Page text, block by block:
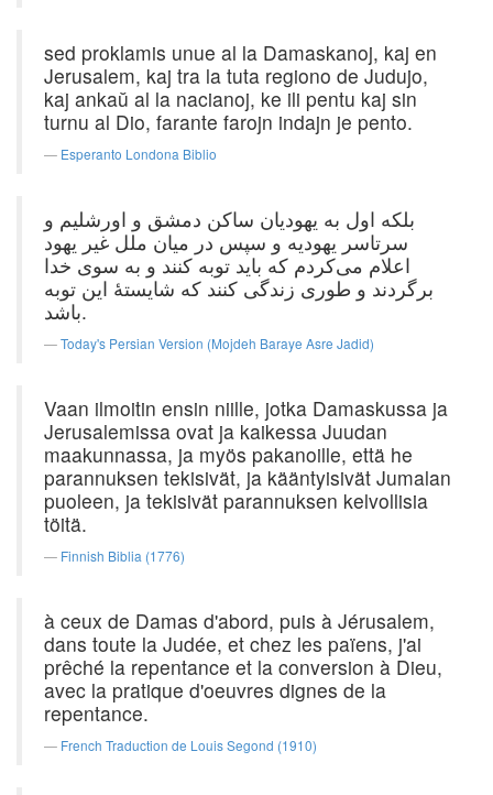
sed proklamis unue al la Damaskanoj, kaj en
Jerusalem, kaj tra la tuta regiono de Judujo,
kaj ankaŭ al la nacianoj, ke ili pentu kaj sin
turnu al Dio, farante farojn indajn je pento.
Esperanto Londona Biblio
بلكه اول به یهودیان ساكن دمشق و اورشلیم و
سرتاسر یهودیه و سپس در میان ملل غیر یهود
اعلام می‌كردم كه باید توبه كنند و به‌ سوی خدا
برگردند و طوری زندگی كنند كه شایستهٔ این توبه
باشد.
Today's Persian Version (Mojdeh Baraye Asre Jadid)
Vaan ilmoitin ensin niille, jotka Damaskussa ja
Jerusalemissa ovat ja kaikessa Juudan
maakunnassa, ja myös pakanoille, että he
parannuksen tekisivät, ja kääntyisivät Jumalan
puoleen, ja tekisivät parannuksen kelvollisia
töitä.
Finnish Biblia (1776)
à ceux de Damas d'abord, puis à Jérusalem,
dans toute la Judée, et chez les païens, j'ai
prêché la repentance et la conversion à Dieu,
avec la pratique d'oeuvres dignes de la
repentance.
French Traduction de Louis Segond (1910)